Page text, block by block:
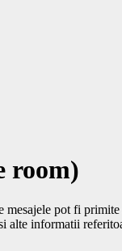
room)
pot fi
alte informatii